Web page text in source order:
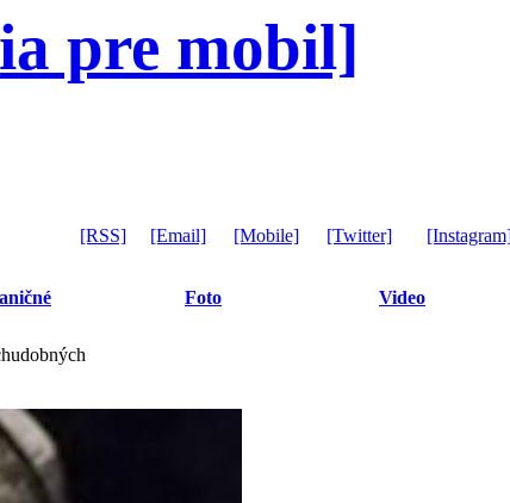
pre mobil]
[RSS] [Email] [Mobile] [Twitter]
Foto Video